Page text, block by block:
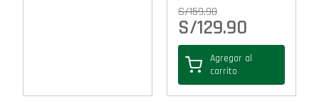
S/159.90
S/129.90
Agregar al
carrito